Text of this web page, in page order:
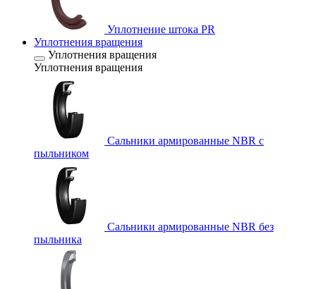
Уплотнение штока PR
Уплотнения вращения
Уплотнения вращения
Уплотнения вращения
Сальники армированные NBR с
пыльником
Сальники армированные NBR без
пыльника